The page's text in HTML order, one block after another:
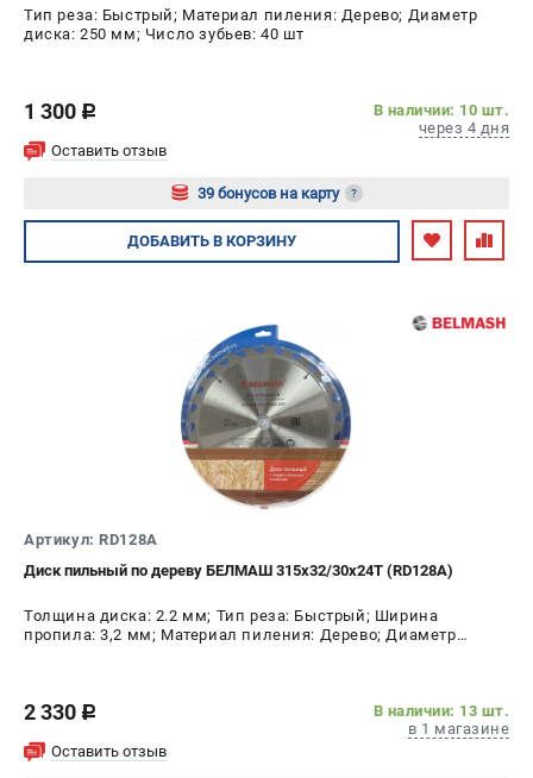
СТАНОЧНОЕ ОБОРУДОВАНИЕ
Комбинированные станки
Рейсмусы
Сверлильные станки
Фуговальные станки
Циркулярные станки
Шлифовальные станки
ДОПОЛНИТЕЛЬНОЕ ОБОРУДОВАНИЕ
Патроны и переходники
Подставки для станков
Полотна пильные по дереву
Прижимные устройства
Рольганги-роликовые опоры
Цанги и зажимы
Характеристики токарных станков
Тип реза: Быстрый; Материал пиления: Дерево; Диаметр
диска: 250 мм; Число зубьев: 40 шт
1 300 c
В наличии: 10 шт.
через 4 дня
Оставить отзыв
39 бонусов на карту ?
Авторизуйтесь
ДОБАВИТЬ В КОРЗИНУ
Артикул: RD128A
Диск пильный по дереву БЕЛМАШ 315x32/30x24T (RD128A)
Толщина диска: 2.2 мм; Тип реза: Быстрый; Ширина
пропила: 3,2 мм; Материал пиления: Дерево; Диаметр
2 330 c
В наличии: 13 шт.
в 1 магазине
Оставить отзыв